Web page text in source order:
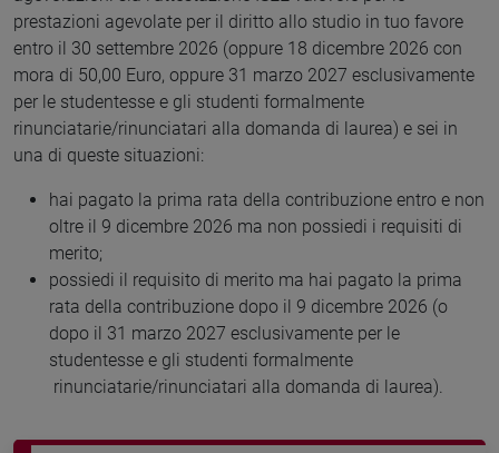
prestazioni agevolate per il diritto allo studio in tuo favore
entro il 30 settembre 2026 (oppure 18 dicembre 2026 con
mora di 50,00 Euro, oppure 31 marzo 2027 esclusivamente
per le studentesse e gli studenti formalmente
rinunciatarie/rinunciatari alla domanda di laurea) e sei in
una di queste situazioni:
hai pagato la prima rata della contribuzione entro e non
oltre il 9 dicembre 2026 ma non possiedi i requisiti di
merito;
possiedi il requisito di merito ma hai pagato la prima
rata della contribuzione dopo il 9 dicembre 2026 (o
dopo il 31 marzo 2027 esclusivamente per le
studentesse e gli studenti formalmente
rinunciatarie/rinunciatari alla domanda di laurea).